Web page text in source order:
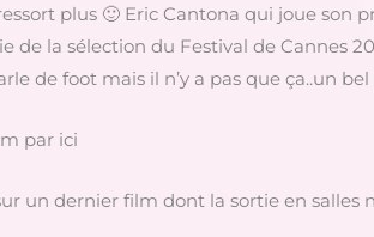
plus 🙂 Eric Cantona qui joue son
de la sélection du Festival de Cannes
de foot mais il n’y a pas que ça..un
par ici
un dernier film dont la sortie en salles